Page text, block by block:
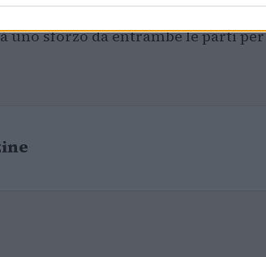
intorno ai 35 milioni di euro,
uno sforzo da entrambe le parti per